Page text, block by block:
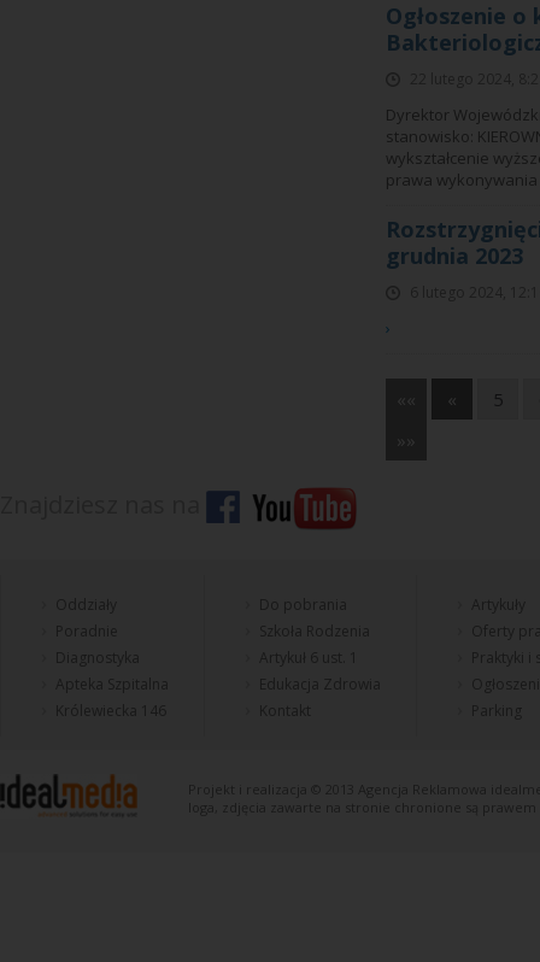
Ogłoszenie
Dyrektor
stanowisko:
wykształcenie
prawa
grudnia 2023
›
« 5
Poradnie
Diagnostyka
Apteka Szpitalna
Królewiecka 146
Do pobrania
Artykuł 6 ust. 1
Edukacja Zdrowia
Artykuły
Oferty
Praktyki
Parking
Projekt i realizacja © 2013 Agencja Reklamowa
loga, zdjęcia zawarte na stronie chronione są